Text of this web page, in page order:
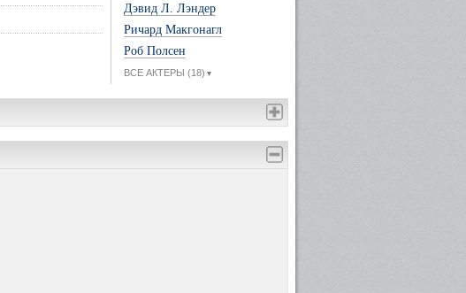
Дэвид Л. Лэндер
Ричард Макгонагл
Роб Полсен
ВСЕ АКТЕРЫ (18) ▼